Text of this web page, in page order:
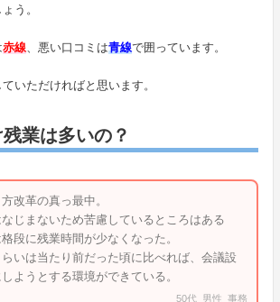
う。
赤線、悪い口コミは青線で囲っています。
いただければと思います。
業は多いの？
改革の真っ最中。
じまないため苦慮しているところはある
段に残業時間が少なくなった。
いは当たり前だった頃に比べれば、会議設
ようとする環境ができている。
50代_男性_事務